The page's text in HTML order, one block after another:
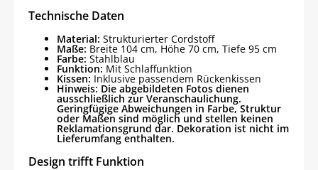
Technische Daten
Material: Strukturierter Cordstoff
Maße: Breite 104 cm, Höhe 70 cm, Tiefe 95 cm
Farbe: Stahlblau
Funktion: Mit Schlaffunktion
Kissen: Inklusive passendem Rückenkissen
Hinweis: Die abgebildeten Fotos dienen
ausschließlich zur Veranschaulichung.
Geringfügige Abweichungen in Farbe, Struktur
oder Maßen sind möglich und stellen keinen
Reklamationsgrund dar. Dekoration ist nicht im
Lieferumfang enthalten.
Design trifft Funktion